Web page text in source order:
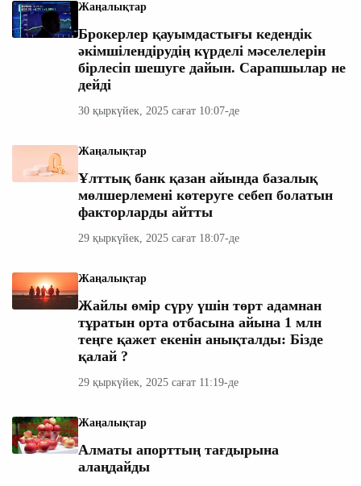
Жаңалықтар
Брокерлер қауымдастығы кедендік
әкімшілендірудің күрделі мәселелерін
бірлесіп шешуге дайын. Сарапшылар не
дейді
30 қыркүйек, 2025 сағат 10:07-де
Жаңалықтар
Ұлттық банк қазан айында базалық
мөлшерлемені көтеруге себеп болатын
факторларды айтты
29 қыркүйек, 2025 сағат 18:07-де
Жаңалықтар
Жайлы өмір сүру үшін төрт адамнан
тұратын орта отбасына айына 1 млн
теңге қажет екенін анықталды: Бізде
қалай ?
29 қыркүйек, 2025 сағат 11:19-де
Жаңалықтар
Алматы апорттың тағдырына
алаңдайды